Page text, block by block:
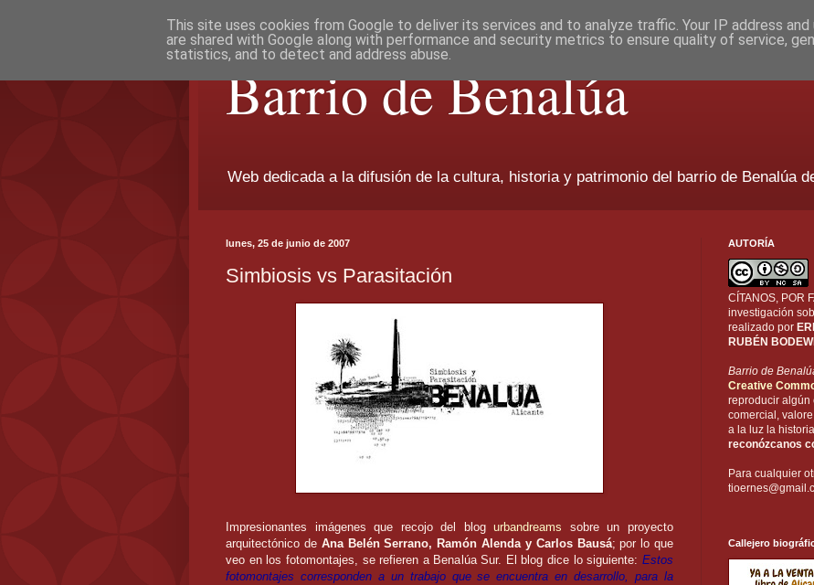
Barrio de Benalúa
Web dedicada a la difusión de la cultura, historia y patrimonio del barrio de Benalúa
lunes, 25 de junio de 2007
Simbiosis vs Parasitación
Impresionantes imágenes que recojo del blogurbandreams sobre un proyecto
arquitectónico de Ana Belén Serrano, Ramón Alenda y Carlos Bausá; por lo que
veo en los fotomontajes, se refieren a Benalúa Sur. El blog dice lo siguiente: Estos
fotomontajes corresponden a un trabajo que se encuentra en desarrollo, para la
AUTORÍA
CÍTANOS, POR
investigación
realizado por
RUBÉN
Barrio de
Creative
reproducir algún
comercial,
a la luz la
reconózcanos
Para cualquier
Callejero
This site uses cookies from Google to deliver its services and to analyze traffic. Your IP address and
are shared with Google along with performance and security metrics to ensure quality of service,
statistics, and to detect and address abuse.